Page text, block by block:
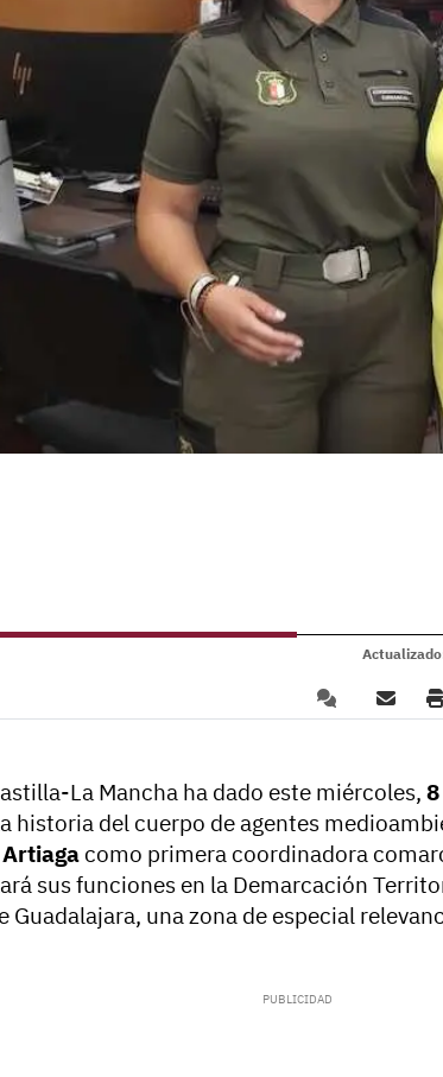
La Mancha ha dado este miércoles,
historia del cuerpo de agentes
como primera coordinadora
sus funciones en la Demarcación
Guadalajara, una zona de especial